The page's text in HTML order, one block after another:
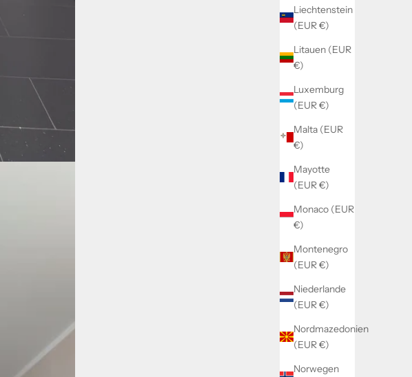
Liechtenstein
(EUR €)
Litauen (EUR
€)
Luxemburg
(EUR €)
Malta (EUR
€)
Mayotte
(EUR €)
Monaco (EUR
€)
Montenegro
(EUR €)
Niederlande
(EUR €)
Nordmazedonien
(EUR €)
Norwegen